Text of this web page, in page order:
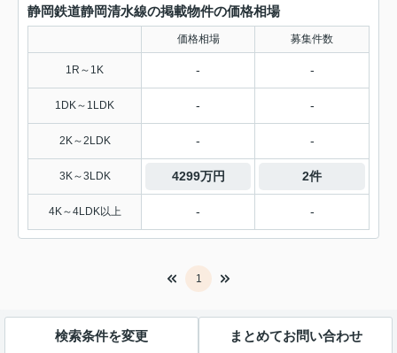
静岡鉄道静岡清水線の掲載物件の価格相場
価格相場 募集件数
1R～1K - -
1DK～1LDK - -
2K～2LDK - -
3K～3LDK 4299万円 2件
4K～4LDK以上 - -
1
検索条件を変更 まとめてお問い合わせ